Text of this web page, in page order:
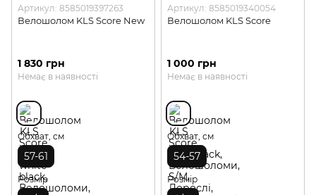
Артикул: 8585019397263
Велошолом KLS Score New
1 830 грн
Немає в наявності
Обхват, см
57-61
Розмір
Артикул: 8585019340054
Велошолом KLS Score
1 000 грн
Немає в наявності
Обхват, см
54-57
Розмір